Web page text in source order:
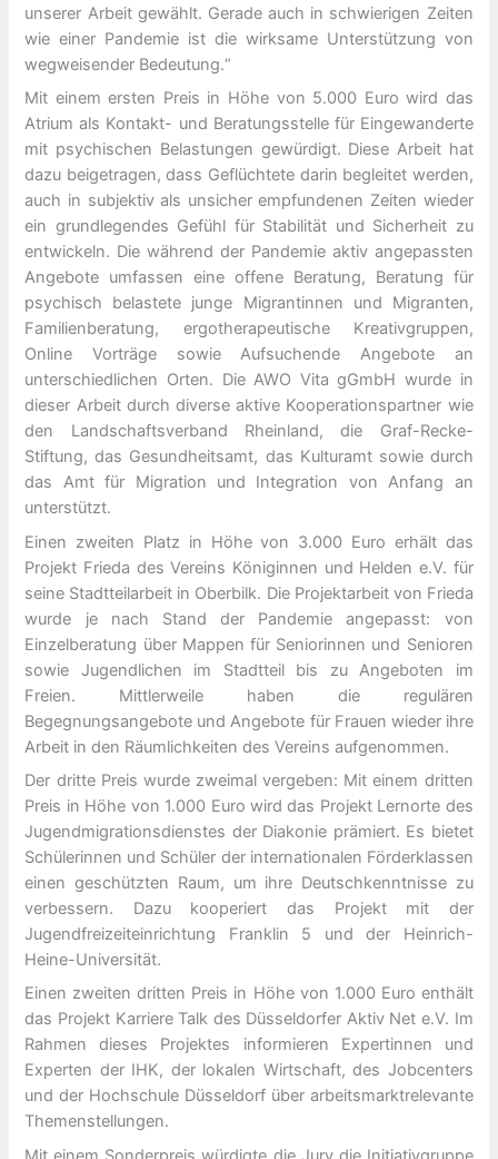
unserer Arbeit gewählt. Gerade auch in schwierigen Zeiten
wie einer Pandemie ist die wirksame Unterstützung von
wegweisender Bedeutung.“
Mit einem ersten Preis in Höhe von 5.000 Euro wird das
Atrium als Kontakt- und Beratungsstelle für Eingewanderte
mit psychischen Belastungen gewürdigt. Diese Arbeit hat
dazu beigetragen, dass Geflüchtete darin begleitet werden,
auch in subjektiv als unsicher empfundenen Zeiten wieder
ein grundlegendes Gefühl für Stabilität und Sicherheit zu
entwickeln. Die während der Pandemie aktiv angepassten
Angebote umfassen eine offene Beratung, Beratung für
psychisch belastete junge Migrantinnen und Migranten,
Familienberatung, ergotherapeutische Kreativgruppen,
Online Vorträge sowie Aufsuchende Angebote an
unterschiedlichen Orten. Die AWO Vita gGmbH wurde in
dieser Arbeit durch diverse aktive Kooperationspartner wie
den Landschaftsverband Rheinland, die Graf-Recke-
Stiftung, das Gesundheitsamt, das Kulturamt sowie durch
das Amt für Migration und Integration von Anfang an
unterstützt.
Einen zweiten Platz in Höhe von 3.000 Euro erhält das
Projekt Frieda des Vereins Königinnen und Helden e.V. für
seine Stadtteilarbeit in Oberbilk. Die Projektarbeit von Frieda
wurde je nach Stand der Pandemie angepasst: von
Einzelberatung über Mappen für Seniorinnen und Senioren
sowie Jugendlichen im Stadtteil bis zu Angeboten im
Freien. Mittlerweile haben die regulären
Begegnungsangebote und Angebote für Frauen wieder ihre
Arbeit in den Räumlichkeiten des Vereins aufgenommen.
Der dritte Preis wurde zweimal vergeben: Mit einem dritten
Preis in Höhe von 1.000 Euro wird das Projekt Lernorte des
Jugendmigrationsdienstes der Diakonie prämiert. Es bietet
Schülerinnen und Schüler der internationalen Förderklassen
einen geschützten Raum, um ihre Deutschkenntnisse zu
verbessern. Dazu kooperiert das Projekt mit der
Jugendfreizeiteinrichtung Franklin 5 und der Heinrich-
Heine-Universität.
Einen zweiten dritten Preis in Höhe von 1.000 Euro enthält
das Projekt Karriere Talk des Düsseldorfer Aktiv Net e.V. Im
Rahmen dieses Projektes informieren Expertinnen und
Experten der IHK, der lokalen Wirtschaft, des Jobcenters
und der Hochschule Düsseldorf über arbeitsmarktrelevante
Themenstellungen.